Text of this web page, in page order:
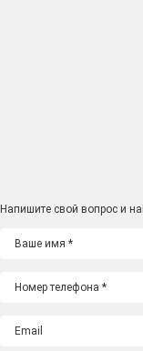
Напишите свой вопрос и